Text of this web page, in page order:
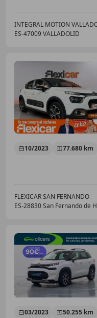
INTEGRAL MOTION
ES-47009 VALLADOLID
10/2023 77.680 km
FLEXICAR SAN FERNANDO
ES-28830 San Fernando de
03/2023 50.255 km